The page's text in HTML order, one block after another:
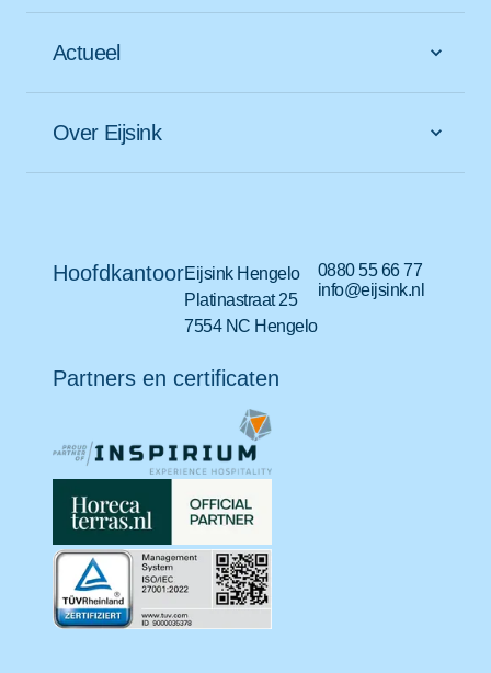
Actueel
Over Eijsink
HoofdkantoorEijsink Hengelo
Platinastraat 25
7554 NC Hengelo
0880 55 66 77
info@eijsink.nl
Partners en certificaten